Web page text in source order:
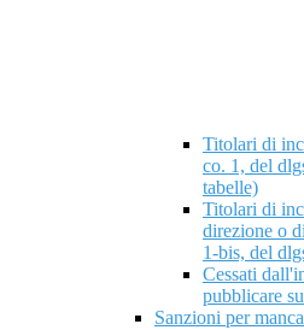
Titolari di
co. 1, del
tabelle)
Titolari di
direzione o
1-bis, del
Cessati
pubblicare
Sanzioni per